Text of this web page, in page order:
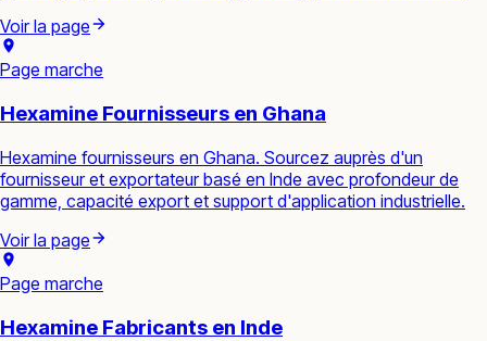
Voir la page
Page marche
Hexamine Fournisseurs en Ghana
Hexamine fournisseurs en Ghana. Sourcez auprès d'un
fournisseur et exportateur basé en Inde avec profondeur de
gamme, capacité export et support d'application industrielle.
Voir la page
Page marche
Hexamine Fabricants en Inde